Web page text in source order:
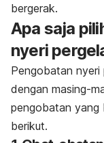
bergerak.
Apa saja
nyeri
Pengobatan nyeri
dengan masing-
pengobatan yang
berikut.